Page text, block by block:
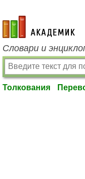
academic.ru
Словари и
Толкования